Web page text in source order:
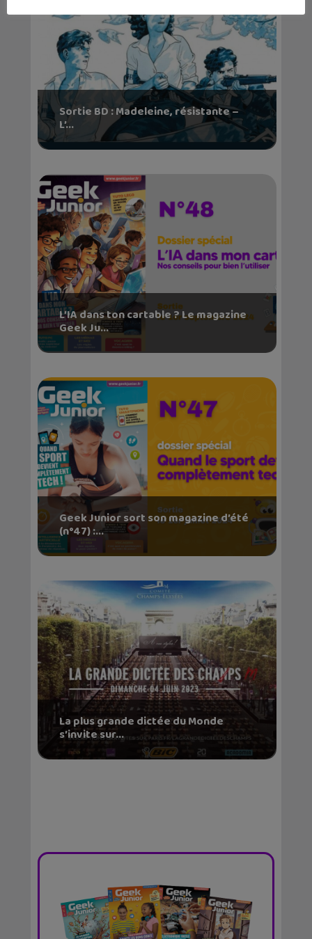
Sortie BD : Madeleine, résistante –
L’...
L’IA dans ton cartable ? Le magazine
Geek Ju...
Geek Junior sort son magazine d’été
(n°47) :...
La plus grande dictée du Monde
s’invite sur...